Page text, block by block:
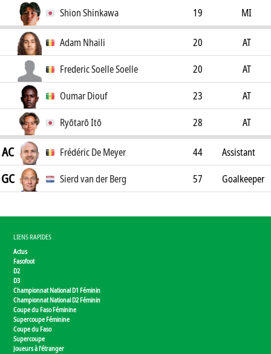
Shion Shinkawa
19 MI
Adam Nhaili 20
AT
Frederic Soelle Soelle
20
AT
Oumar Diouf
23
AT
Ryōtarō Itō
28 AT
AC Frédéric De Meyer 44
Assistant
Coach
GC Sierd van der Berg 57
Goalkeeper
LIENS RAPIDES
Actus
Fasofoot
D2
D3
Championnat National D1 Féminin
Championnat National D2 Féminin
Coupe du Faso Féminine
Supercoupe Féminine
Coupe du Faso
Supercoupe
Joueurs à l'étranger